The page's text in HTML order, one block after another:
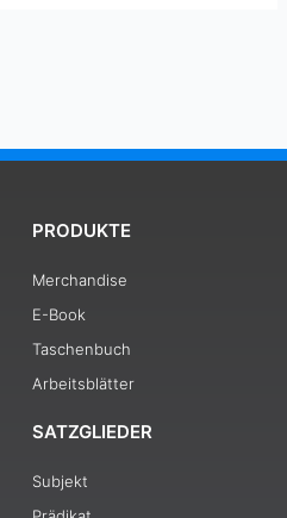
PRODUKTE
Merchandise
E-Book
Taschenbuch
Arbeitsblätter
SATZGLIEDER
Subjekt